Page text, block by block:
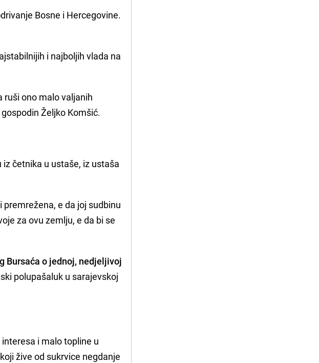
Bosne i Hercegovine.
i najboljih vlada na
ruši ono malo valjanih
Željko Komšić.
četnika u ustaše, iz ustaša
e da joj sudbinu
za ovu zemlju, e da bi se
Bursaća o jednoj, nedjeljivoj
polupašaluk u sarajevskoj
i malo topline u
žive od sukrvice negdanje